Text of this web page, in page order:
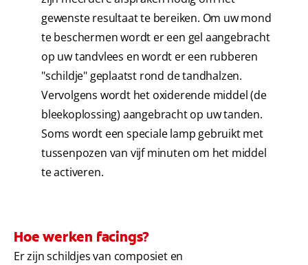
gewenste resultaat te bereiken. Om uw mond
te beschermen wordt er een gel aangebracht
op uw tandvlees en wordt er een rubberen
"schildje" geplaatst rond de tandhalzen.
Vervolgens wordt het oxiderende middel (de
bleekoplossing) aangebracht op uw tanden.
Soms wordt een speciale lamp gebruikt met
tussenpozen van vijf minuten om het middel
te activeren.
Hoe werken facings?
Er zijn schildjes van composiet en